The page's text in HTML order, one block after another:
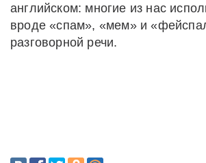
английском: многие из нас
вроде «спам», «мем» и
разговорной речи.